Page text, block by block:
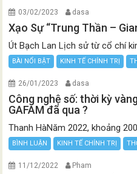
03/02/2023 dasa
Xạo Sự “Trung Thần –
Út Bạch Lan Lịch sử từ cổ chí
BÀI NỔI BẬT KINH TẾ CHÍNH TRỊ
26/01/2023 dasa
Công nghệ số: thời kỳ
GAFAM đã qua ?
Thanh HàNăm 2022, khoảng
BÌNH LUẬN KINH TẾ CHÍNH TRỊ
11/12/2022 Pham